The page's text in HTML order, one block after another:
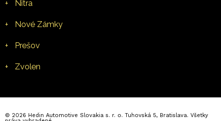
+ Nitra
+ Nové Zámky
+ Prešov
+ Zvolen
© 2026 Hedin Automotive Slovakia s. r. o. Tuhovská 5, Bratislava. Všetky